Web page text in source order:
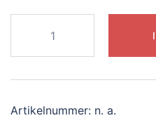
octopus
Menge
Artikelnummer: n. a.